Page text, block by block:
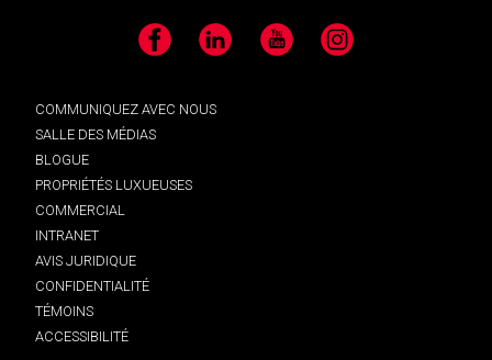
Facebook LinkedIn YouTube Instagram
COMMUNIQUEZ AVEC NOUS
SALLE DES MÉDIAS
BLOGUE
PROPRIÉTÉS LUXUEUSES
COMMERCIAL
INTRANET
AVIS JURIDIQUE
CONFIDENTIALITÉ
TÉMOINS
ACCESSIBILITÉ